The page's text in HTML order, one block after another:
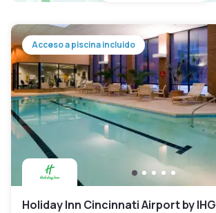
Acceso a piscina incluido
Holiday Inn Cincinnati Airport by IHG